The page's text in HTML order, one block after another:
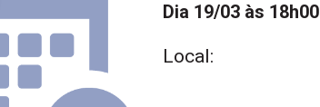
Dia 19/03 às 18h00
Local: